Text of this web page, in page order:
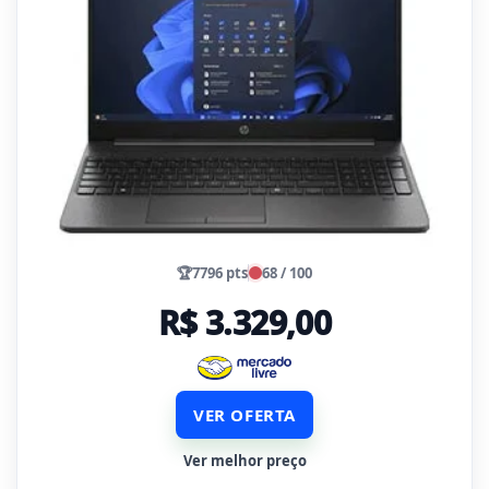
🏆7796 pts 68 / 100
R$ 3.329,00
VER OFERTA
Ver melhor preço